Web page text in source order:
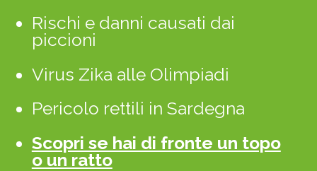
Rischi e danni causati dai
piccioni
Virus Zika alle Olimpiadi
Pericolo rettili in Sardegna
Scopri se hai di fronte un topo
o un ratto